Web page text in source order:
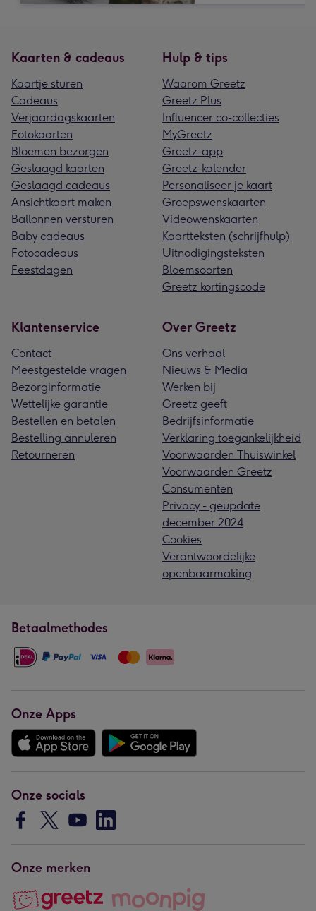
Kaarten & cadeaus
Kaartje sturen
Cadeaus
Verjaardagskaarten
Fotokaarten
Bloemen bezorgen
Geslaagd kaarten
Geslaagd cadeaus
Ansichtkaart maken
Ballonnen versturen
Baby cadeaus
Fotocadeaus
Feestdagen
Hulp & tips
Waarom Greetz
Greetz Plus
Influencer co-collecties
MyGreetz
Greetz-app
Greetz-kalender
Personaliseer je kaart
Groepswenskaarten
Videowenskaarten
Kaartteksten (schrijfhulp)
Uitnodigingsteksten
Bloemsoorten
Greetz kortingscode
Klantenservice
Contact
Meestgestelde vragen
Bezorginformatie
Wettelijke garantie
Bestellen en betalen
Bestelling annuleren
Retourneren
Over Greetz
Ons verhaal
Nieuws & Media
Werken bij
Greetz geeft
Bedrijfsinformatie
Verklaring toegankelijkheid
Voorwaarden Thuiswinkel
Voorwaarden Greetz
Consumenten
Privacy - geupdate
december 2024
Cookies
Verantwoordelijke
openbaarmaking
Betaalmethodes
Onze Apps
Onze socials
Onze merken